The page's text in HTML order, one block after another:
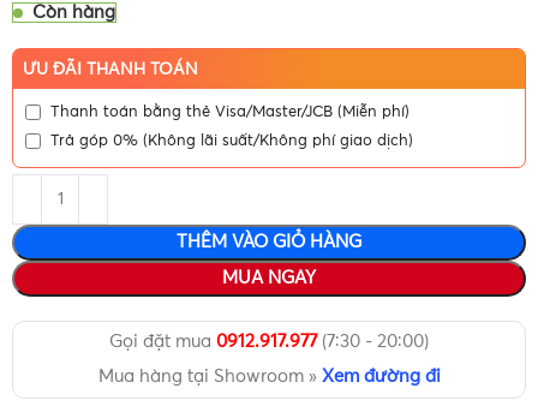
Còn hàng
ƯU ĐÃI THANH TOÁN
Thanh toán bằng thẻ Visa/Master/JCB (Miễn phí)
Trả góp 0% (Không lãi suất/Không phí giao dịch)
THÊM VÀO GIỎ HÀNG
MUA NGAY
Gọi đặt mua 0912.917.977(7:30 - 20:00)
Mua hàng tại Showroom » Xem đường đi